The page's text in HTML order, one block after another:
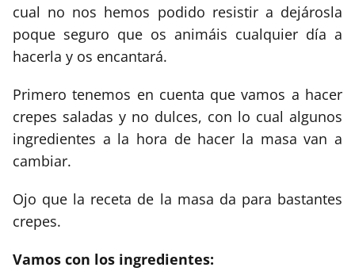
cual no nos hemos podido resistir a dejárosla
poque seguro que os animáis cualquier día a
hacerla y os encantará.
Primero tenemos en cuenta que vamos a hacer
crepes saladas y no dulces, con lo cual algunos
ingredientes a la hora de hacer la masa van a
cambiar.
Ojo que la receta de la masa da para bastantes
crepes.
Vamos con los ingredientes: